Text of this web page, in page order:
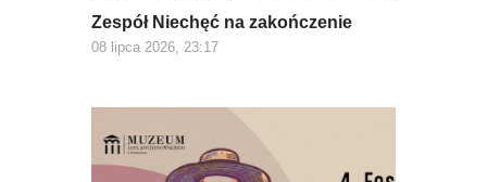
Zespół Niechęć na zakończenie
08 lipca 2026, 23:17